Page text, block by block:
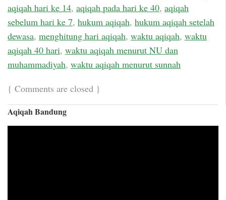
aqiqah hari ke 14, aqiqah pada hari ke 40, aqiqah
sebelum hari ke 7, hukum aqiqah, hukum aqiqah setelah
dewasa, menghitung hari aqiqah, waktu aqiqah, waktu
aqiqah 40 hari, waktu aqiqah menurut NU dan
muhammadiyah, waktu aqiqah menurut sunnah
{ Comments are closed }
Aqiqah Bandung